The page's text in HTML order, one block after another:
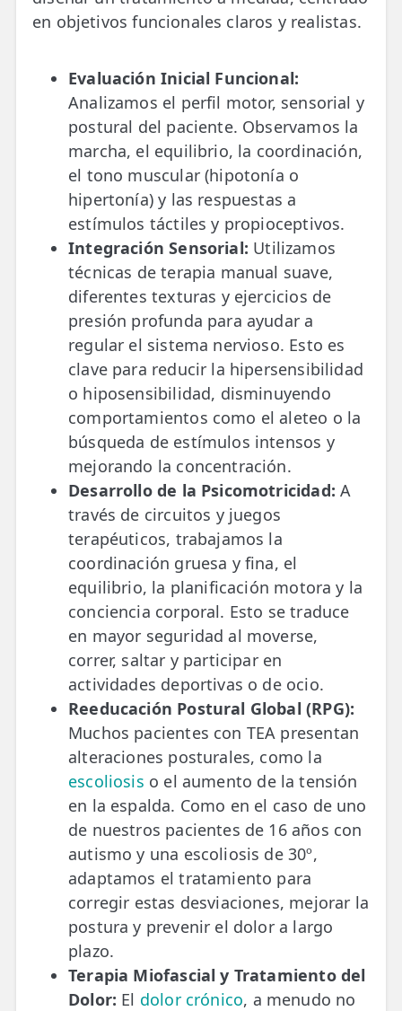
en objetivos funcionales claros y realistas.
Evaluación Inicial Funcional:
Analizamos el perfil motor, sensorial y
postural del paciente. Observamos la
marcha, el equilibrio, la coordinación,
el tono muscular (hipotonía o
hipertonía) y las respuestas a
estímulos táctiles y propioceptivos.
Integración Sensorial: Utilizamos
técnicas de terapia manual suave,
diferentes texturas y ejercicios de
presión profunda para ayudar a
regular el sistema nervioso. Esto es
clave para reducir la hipersensibilidad
o hiposensibilidad, disminuyendo
comportamientos como el aleteo o la
búsqueda de estímulos intensos y
mejorando la concentración.
Desarrollo de la Psicomotricidad: A
través de circuitos y juegos
terapéuticos, trabajamos la
coordinación gruesa y fina, el
equilibrio, la planificación motora y la
conciencia corporal. Esto se traduce
en mayor seguridad al moverse,
correr, saltar y participar en
actividades deportivas o de ocio.
Reeducación Postural Global (RPG):
Muchos pacientes con TEA presentan
alteraciones posturales, como la
escoliosis o el aumento de la tensión
en la espalda. Como en el caso de uno
de nuestros pacientes de 16 años con
autismo y una escoliosis de 30º,
adaptamos el tratamiento para
corregir estas desviaciones, mejorar la
postura y prevenir el dolor a largo
plazo.
Terapia Miofascial y Tratamiento del
Dolor: El dolor crónico, a menudo no